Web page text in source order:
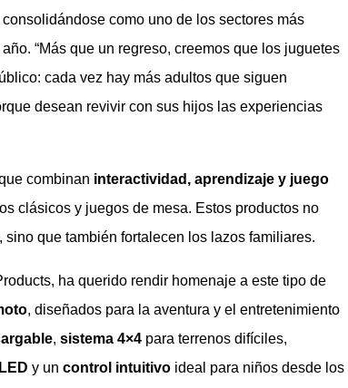
como uno de los sectores más
“Más que un regreso, creemos que los juguetes
cada vez hay más adultos que siguen
desean revivir con sus hijos las experiencias
combinan interactividad, aprendizaje y juego
clásicos y juegos de mesa. Estos productos no
que también fortalecen los lazos familiares.
ha querido rendir homenaje a este tipo de
, diseñados para la aventura y el entretenimiento
, sistema 4×4 para terrenos difíciles,
y un control intuitivo ideal para niños desde los